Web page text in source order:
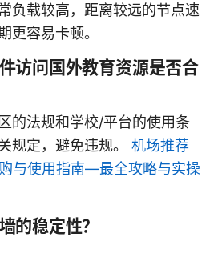
负载较高，距离较远的节点速
更容易卡顿。
访问国外教育资源是否合
的法规和学校/平台的使用条
规定，避免违规。 机场推荐
与使用指南—最全攻略与实操
的稳定性？